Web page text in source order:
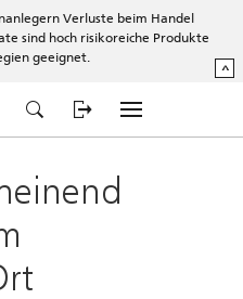
Verluste beim Handel
sind hoch risikoreiche Produkte
geeignet.
^